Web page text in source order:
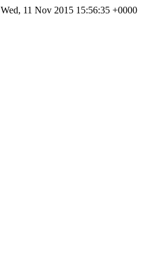
Wed, 11 Nov 2015 15:56:35 +0000